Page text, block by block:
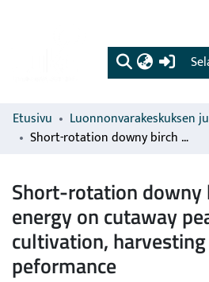
Etusivu
Short-rotation downy birch for energy on cutaway peatlands: cultivation, harvesting and financial peformance
Short-rotation downy
energy on cutaway
cultivation,
peformance